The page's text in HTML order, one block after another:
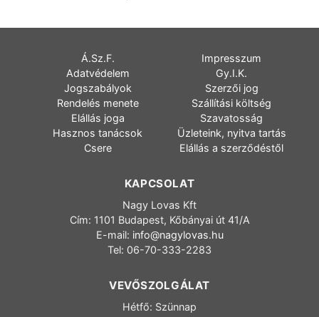
Á.Sz.F.
Impresszum
Adatvédelem
Gy.I.K.
Jogszabályok
Szerzői jog
Rendelés menete
Szállítási költség
Elállás joga
Szavatosság
Hasznos tanácsok
Üzleteink, nyitva tartás
Csere
Elállás a szerződéstől
KAPCSOLAT
Nagy Lovas Kft
Cím: 1101 Budapest, Kőbányai út 41/A
E-mail: info@nagylovas.hu
Tel: 06-70-333-2283
VEVŐSZOLGÁLAT
Hétfő: Szünnap